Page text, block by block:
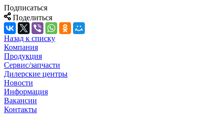
Подписаться
Поделиться
Назад к списку
Компания
Продукция
Сервис/запчасти
Дилерские центры
Новости
Информация
Вакансии
Контакты